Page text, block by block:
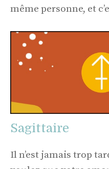
même personne, et
Sagittaire
Il n’est jamais trop